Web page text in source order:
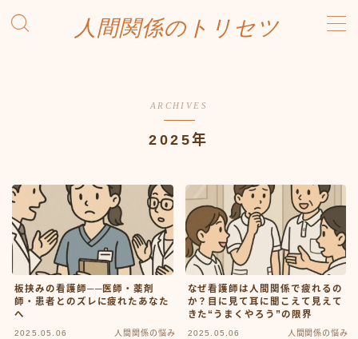
人間関係のトリセツ
ARCHIVES
2025年
板挟みの看護師──医師・薬剤
師・患者とのズレに疲れたあなた
へ
2025.05.06 人間関係の悩み
なぜ看護師は人間関係で疲れるの
か？目に見て耳に聞こえて見えて
きた“うまくやろう”の限界
2025.05.06 人間関係の悩み